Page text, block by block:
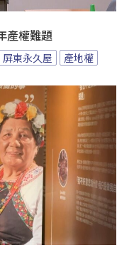
產權難題
屏東永久屋 產地權